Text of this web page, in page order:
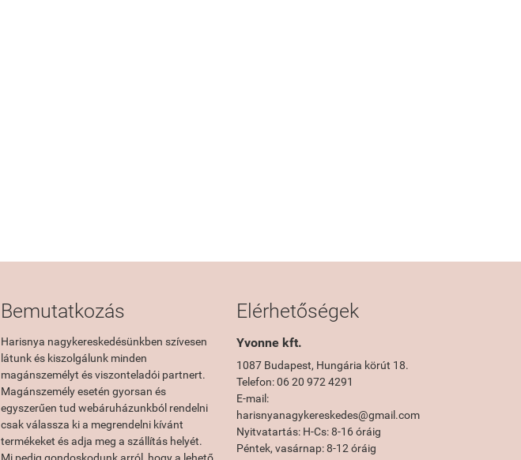
Bemutatkozás
Harisnya nagykereskedésünkben szívesen
látunk és kiszolgálunk minden
magánszemélyt és viszonteladói partnert.
Magánszemély esetén gyorsan és
egyszerűen tud webáruházunkból rendelni
csak válassza ki a megrendelni kívánt
termékeket és adja meg a szállítás helyét.
Elérhetőségek
Yvonne kft.
1087 Budapest, Hungária körút 18.
Telefon: 06 20 972 4291
E-mail:
harisnyanagykereskedes@gmail.com
Nyitvatartás: H-Cs: 8-16 óráig
Péntek, vasárnap: 8-12 óráig